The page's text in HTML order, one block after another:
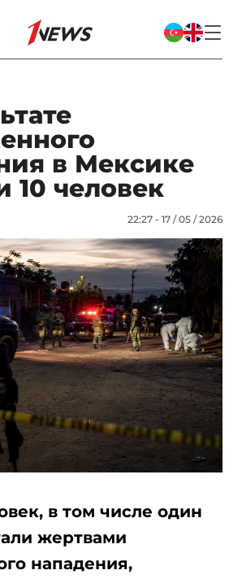
в Мексике
10 человек
22:27 - 17 / 05 / 2026
в том числе один
жертвами
нападения,